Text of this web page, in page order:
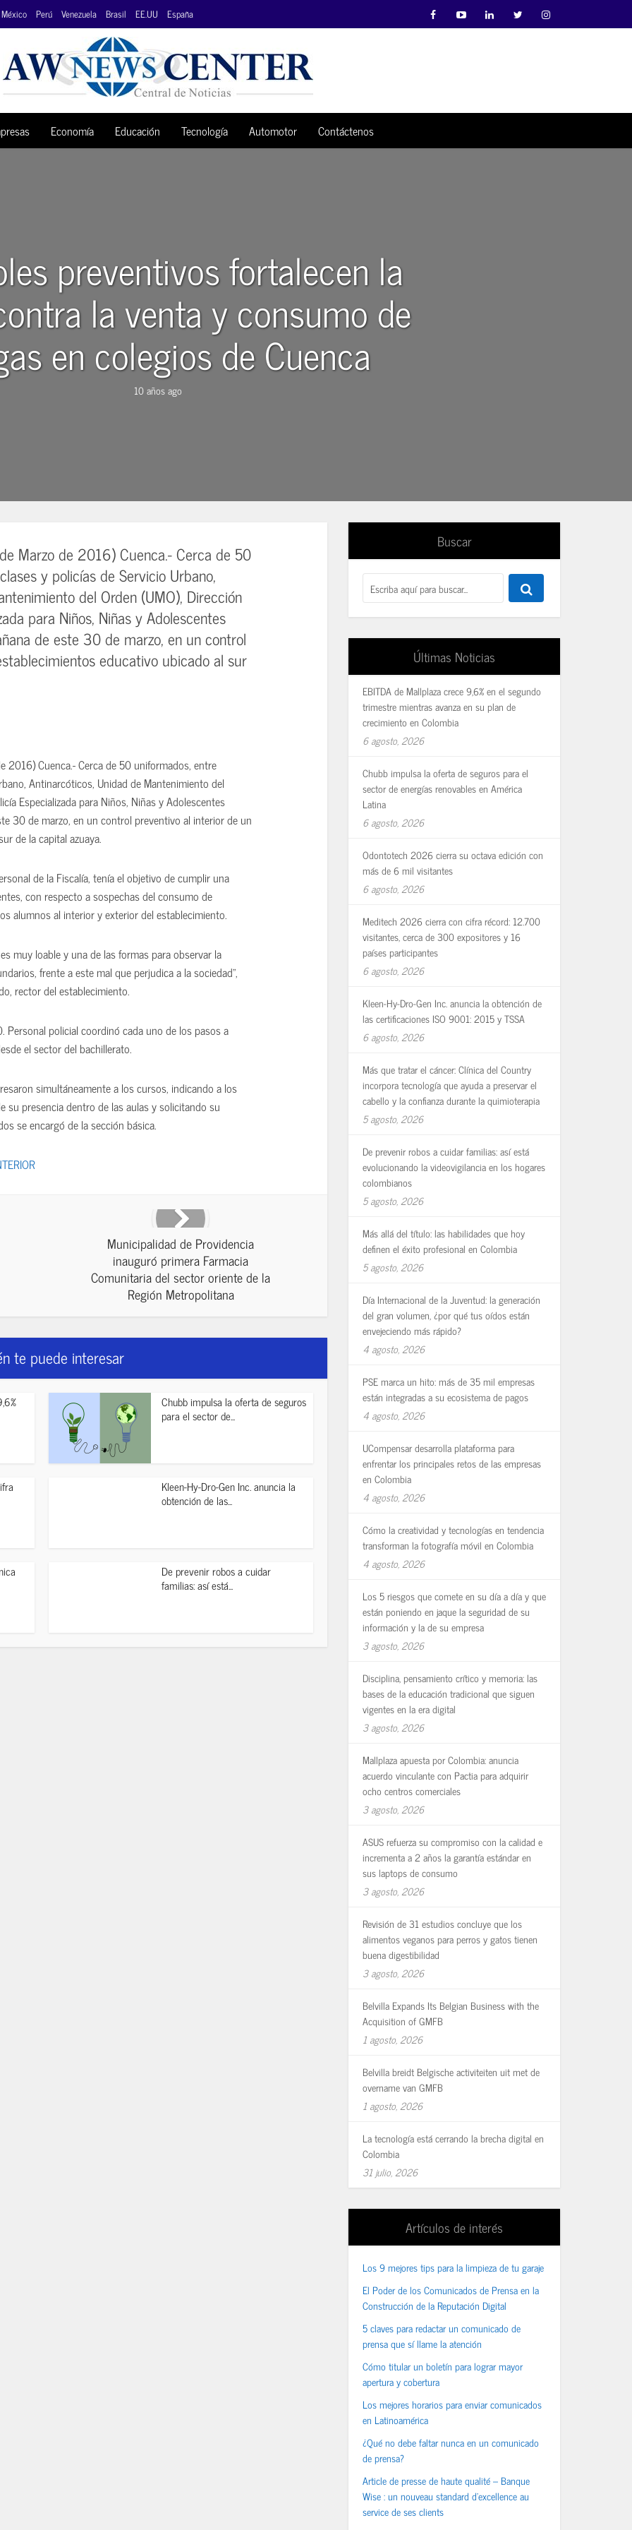
México Perú Venezuela Brasil EE.UU España
Economía Educación Tecnología Automotor Contáctenos
preventivos fortalecen la
la venta y consumo de
en colegios de Cuenca
10 años ago
Marzo de 2016) Cuenca.- Cerca de 50
y policías de Servicio Urbano,
del Orden (UMO), Dirección
para Niños, Niñas y Adolescentes
de este 30 de marzo, en un control
educativo ubicado al sur
2016) Cuenca.- Cerca de 50 uniformados, entre
Antinarcóticos, Unidad de Mantenimiento del
Especializada para Niños, Niñas y Adolescentes
30 de marzo, en un control preventivo al interior de un
de la capital azuaya.
de la Fiscalía, tenía el objetivo de cumplir una
con respecto a sospechas del consumo de
alumnos al interior y exterior del establecimiento.
muy loable y una de las formas para observar la
frente a este mal que perjudica a la sociedad”,
rector del establecimiento.
policial coordinó cada uno de los pasos a
el sector del bachillerato.
simultáneamente a los cursos, indicando a los
su presencia dentro de las aulas y solicitando su
se encargó de la sección básica.
Municipalidad de Providencia
inauguró primera Farmacia
Comunitaria del sector oriente de la
Región Metropolitana
te puede interesar
Chubb impulsa la oferta de seguros
para el sector de...
Kleen-Hy-Dro-Gen Inc. anuncia la
obtención de las...
De prevenir robos a cuidar
familias: así está...
Buscar
Últimas Noticias
EBITDA de Mallplaza crece 9,6% en el segundo
trimestre mientras avanza en su plan de
crecimiento en Colombia
6 agosto, 2026
Chubb impulsa la oferta de seguros para el
sector de energías renovables en América
Latina
6 agosto, 2026
Odontotech 2026 cierra su octava edición con
más de 6 mil visitantes
6 agosto, 2026
Meditech 2026 cierra con cifra récord: 12.700
visitantes, cerca de 300 expositores y 16
países participantes
6 agosto, 2026
Kleen-Hy-Dro-Gen Inc. anuncia la obtención de
las certificaciones ISO 9001: 2015 y TSSA
6 agosto, 2026
Más que tratar el cáncer: Clínica del Country
incorpora tecnología que ayuda a preservar el
cabello y la confianza durante la quimioterapia
5 agosto, 2026
De prevenir robos a cuidar familias: así está
evolucionando la videovigilancia en los hogares
colombianos
5 agosto, 2026
Más allá del título: las habilidades que hoy
definen el éxito profesional en Colombia
5 agosto, 2026
Día Internacional de la Juventud: la generación
del gran volumen, ¿por qué tus oídos están
envejeciendo más rápido?
4 agosto, 2026
PSE marca un hito: más de 35 mil empresas
están integradas a su ecosistema de pagos
4 agosto, 2026
UCompensar desarrolla plataforma para
enfrentar los principales retos de las empresas
en Colombia
4 agosto, 2026
Cómo la creatividad y tecnologías en tendencia
transforman la fotografía móvil en Colombia
4 agosto, 2026
Los 5 riesgos que comete en su día a día y que
están poniendo en jaque la seguridad de su
información y la de su empresa
3 agosto, 2026
Disciplina, pensamiento crítico y memoria: las
bases de la educación tradicional que siguen
vigentes en la era digital
3 agosto, 2026
Mallplaza apuesta por Colombia: anuncia
acuerdo vinculante con Pactia para adquirir
ocho centros comerciales
3 agosto, 2026
ASUS refuerza su compromiso con la calidad e
incrementa a 2 años la garantía estándar en
sus laptops de consumo
3 agosto, 2026
Revisión de 31 estudios concluye que los
alimentos veganos para perros y gatos tienen
buena digestibilidad
3 agosto, 2026
Belvilla Expands Its Belgian Business with the
Acquisition of GMFB
1 agosto, 2026
Belvilla breidt Belgische activiteiten uit met de
overname van GMFB
1 agosto, 2026
La tecnología está cerrando la brecha digital en
Colombia
31 julio, 2026
Artículos de interés
Los 9 mejores tips para la limpieza de tu garaje
El Poder de los Comunicados de Prensa en la
Construcción de la Reputación Digital
5 claves para redactar un comunicado de
prensa que sí llame la atención
Cómo titular un boletín para lograr mayor
apertura y cobertura
Los mejores horarios para enviar comunicados
en Latinoamérica
¿Qué no debe faltar nunca en un comunicado
de prensa?
Article de presse de haute qualité – Banque
Wise : un nouveau standard d’excellence au
service de ses clients